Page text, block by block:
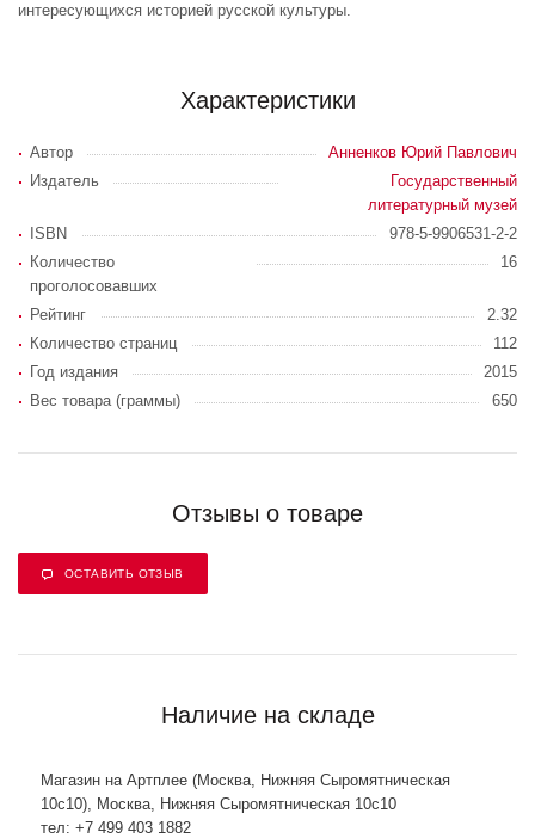
интересующихся историей русской культуры.
Характеристики
Автор
Анненков Юрий Павлович
Издатель
Государственный
литературный музей
ISBN
978-5-9906531-2-2
Количество
проголосовавших
16
Рейтинг
2.32
Количество страниц
112
Год издания
2015
Вес товара (граммы)
650
Отзывы о товаре
ОСТАВИТЬ ОТЗЫВ
Наличие на складе
Магазин на Артплее (Москва, Нижняя Сыромятническая
10с10), Москва, Нижняя Сыромятническая 10с10
тел: +7 499 403 1882